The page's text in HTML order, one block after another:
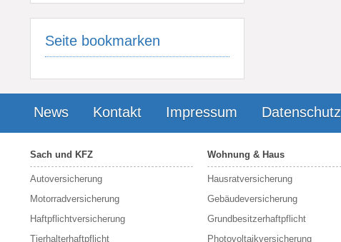
Seite bookmarken
News Kontakt Impressum Datenschutz
Sach und KFZ
Autoversicherung
Motorradversicherung
Haftpflichtversicherung
Tierhalterhaftpflicht
Wohnung & Haus
Hausratversicherung
Gebäudeversicherung
Grundbesitzerhaftpflicht
Photovoltaikversicherung